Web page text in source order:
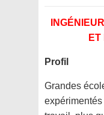
Profil
Grandes